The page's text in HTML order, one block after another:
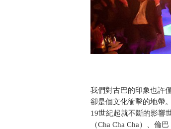
我們對古巴的印象也許
卻是個文化衝擊的地帶
19世紀起就不斷的影響
（Cha Cha Cha）、倫